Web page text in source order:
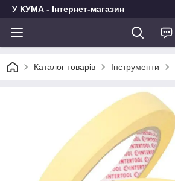
У КУМА - Інтернет-магазин
Каталог товарів Інструменти